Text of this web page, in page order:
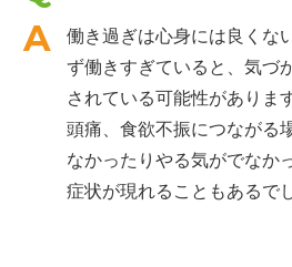
働き過ぎは心身には良くな
ず働きすぎていると、気づ
されている可能性がありま
頭痛、食欲不振につながる
なかったりやる気がでなか
症状が現れることもあるで